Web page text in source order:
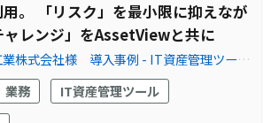
。 「リスク」を最小限に抑えなが
ャレンジ」をAssetViewと共に
業株式会社様 導入事例 - IT資産管理ツー
トなら『AssetView』
業務
IT資産管理ツール